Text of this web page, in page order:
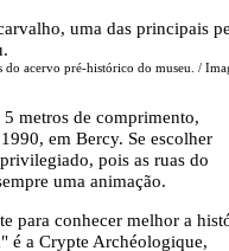
do acervo pré-histórico do museu. /
metros de comprimento,
em Bercy. Se escolher
pois as ruas do
uma animação.